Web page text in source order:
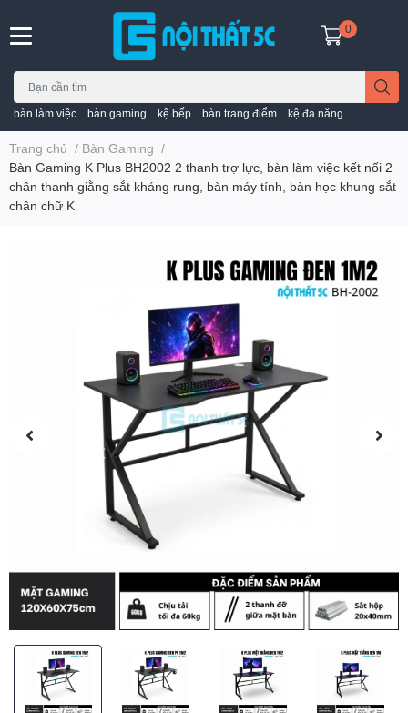
bàn làm việc bàn gaming kệ bếp bàn trang điểm kệ đa năng
0
Trang chủ / Bàn Gaming /
Bàn Gaming K Plus BH2002 2 thanh trợ lực, bàn làm việc kết nối 2
chân thanh giằng sắt kháng rung, bàn máy tính, bàn học khung sắt
chân chữ K